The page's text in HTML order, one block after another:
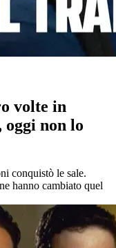
volte in
oggi non lo
conquistò le sale.
hanno cambiato quel